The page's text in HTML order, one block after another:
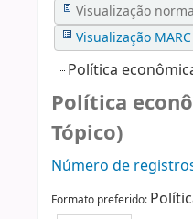
Visualização
Visualização MARC
Política
Política
Tópico)
Número de
Formato preferido: